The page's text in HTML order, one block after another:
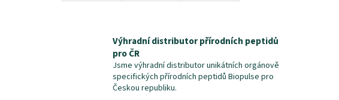
Výhradní distributor přírodních peptidů
pro ČR
Jsme výhradní distributor unikátních orgánově
specifických přírodních peptidů Biopulse pro
Českou republiku.